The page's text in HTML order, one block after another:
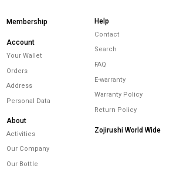
Membership
Account
Your Wallet
Orders
Address
Personal Data
About
Activities
Our Company
Our Bottle
Help
Contact
Search
FAQ
E-warranty
Warranty Policy
Return Policy
Zojirushi World Wide